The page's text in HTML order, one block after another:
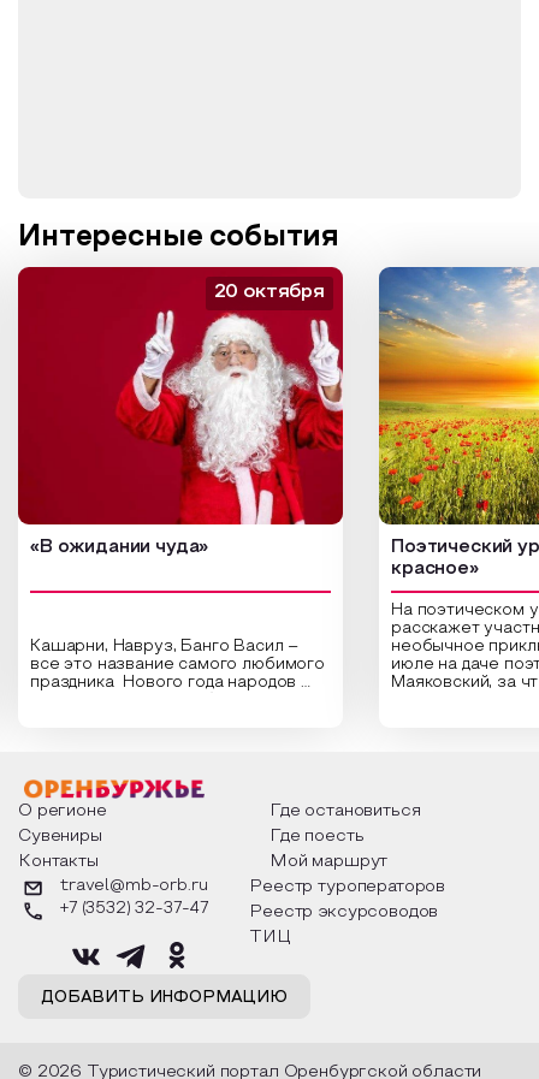
Интересные события
«В ожидании чуда»
Кашарни, Навруз, Банго Васил –
все это название самого любимого
праздника Нового года народов
о том, как встречают новый год в
разных уголках страны, какие
обряды совершают на удачу и
благополучие, в чем схожи и
различаются традиции. Кто такой
Дед Мороз и откуда он пришел, как
его называют в разных уголках
страны и как появились елочные
20 октября
Поэтический
красное»
На поэтическом
расскажет
необычное
июле на даче
Маяковский, за
Твардовского и
каждой строчке
восхищение
яркому времени
О регионе
Где остановиться
Сувениры
Где поесть
Контакты
Мой маршрут
ДОБАВИТЬ ИНФОРМАЦИЮ
travel@mb-orb.ru
+7 (3532) 32-37-47
Реестр туроператоров
Реестр эксурсоводов
ТИЦ
© 2026 Туристический портал Оренбургской области